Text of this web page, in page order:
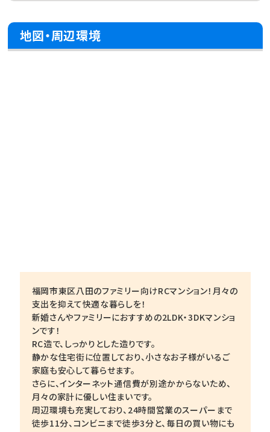
地図・周辺環境
福岡市東区八田のファミリー向けRCマンション！月々の
支出を抑えて快適な暮らしを！
新婚さんやファミリーにおすすめの2LDK・3DKマンショ
ンです！
RC造で、しっかりとした造りです。
静かな住宅街に位置しており、小さなお子様がいるご
家庭も安心して暮らせます。
さらに、インターネット通信費が別途かからないため、
月々の家計に優しい住まいです。
周辺環境も充実しており、24時間営業のスーパーまで
徒歩11分、コンビニまで徒歩3分と、毎日の買い物にも